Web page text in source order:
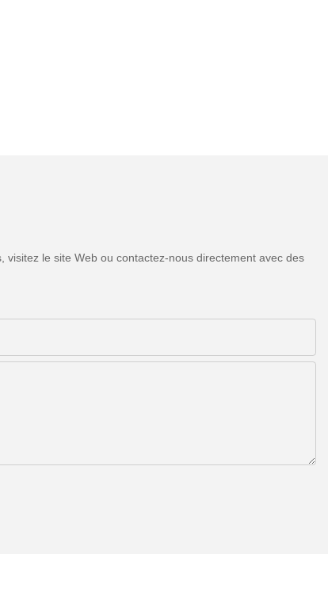
le site Web ou contactez-nous directement avec des